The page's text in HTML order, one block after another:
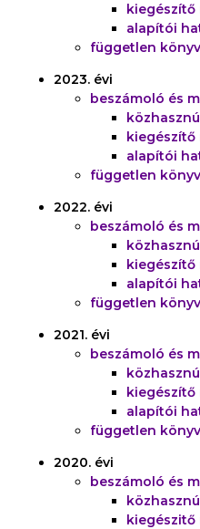
kiegészítő
alapítói
független
2023. évi
beszámoló és
kiegészítő
alapítói
független
2022. évi
beszámoló és
kiegészítő
alapítói
független
2021. évi
beszámoló és
kiegészítő
alapítói
független
2020. évi
beszámoló és
kiegészitő